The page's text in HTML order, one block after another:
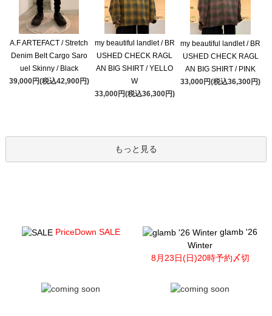
A.F ARTEFACT / Stretch
Denim Belt Cargo Saro
uel Skinny / Black
39,000円(税込42,900円)
my beautiful landlet / BR
USHED CHECK RAGL
AN BIG SHIRT / YELLO
W
33,000円(税込36,300円)
my beautiful landlet / BR
USHED CHECK RAGL
AN BIG SHIRT / PINK
33,000円(税込36,300円)
もっと見る
PriceDown SALE
glamb '26
Winter
8月23日(日)20時予約〆切